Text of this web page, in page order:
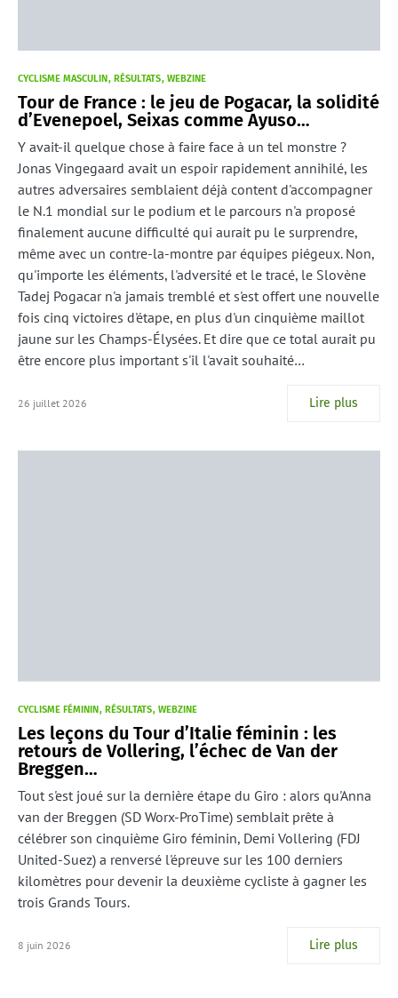
CYCLISME MASCULIN RÉSULTATS WEBZINE
Tour de France : le jeu de Pogacar, la solidité
d’Evenepoel, Seixas comme Ayuso…
Y avait-il quelque chose à faire face à un tel monstre ?
Jonas Vingegaard avait un espoir rapidement annihilé, les
autres adversaires semblaient déjà content d'accompagner
le N.1 mondial sur le podium et le parcours n'a proposé
finalement aucune difficulté qui aurait pu le surprendre,
même avec un contre-la-montre par équipes piégeux. Non,
qu'importe les éléments, l'adversité et le tracé, le Slovène
Tadej Pogacar n'a jamais tremblé et s'est offert une nouvelle
fois cinq victoires d'étape, en plus d'un cinquième maillot
jaune sur les Champs-Élysées. Et dire que ce total aurait pu
être encore plus important s'il l'avait souhaité…
26 juillet 2026 Lire plus
CYCLISME FÉMININ RÉSULTATS WEBZINE
Les leçons du Tour d’Italie féminin : les
retours de Vollering, l’échec de Van der
Breggen…
Tout s'est joué sur la dernière étape du Giro : alors qu'Anna
van der Breggen (SD Worx-ProTime) semblait prête à
célébrer son cinquième Giro féminin, Demi Vollering (FDJ
United-Suez) a renversé l'épreuve sur les 100 derniers
kilomètres pour devenir la deuxième cycliste à gagner les
trois Grands Tours.
8 juin 2026 Lire plus